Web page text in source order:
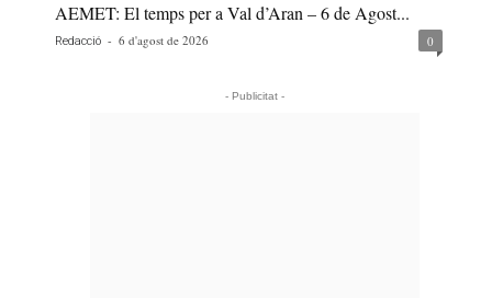
AEMET: El temps per a Val d’Aran – 6 de Agost...
Redacció - 6 d'agost de 2026 0
- Publicitat -